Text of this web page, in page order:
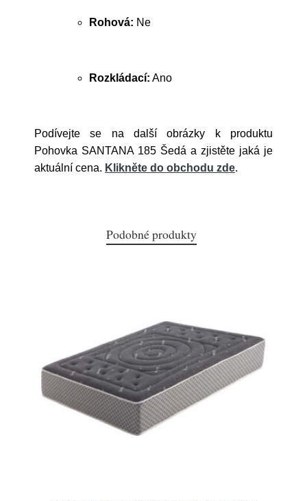
Rohová: Ne
Rozkládací: Ano
Podívejte se na další obrázky k produktu
Pohovka SANTANA 185 Šedá a zjistěte jaká je
aktuální cena. Klikněte do obchodu zde.
Podobné produkty